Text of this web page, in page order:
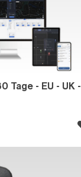
Tage - EU - UK -